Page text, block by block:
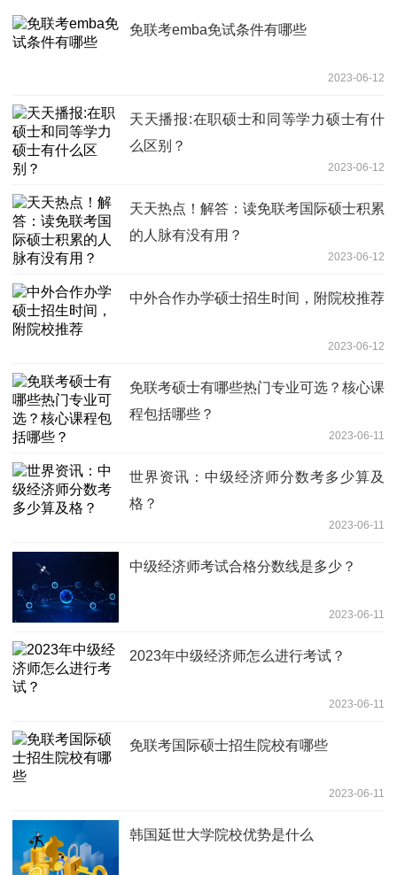
免联考emba免试条件有哪些
2023-06-12
天天播报:在职硕士和同等学力硕士有什
么区别？
2023-06-12
天天热点！解答：读免联考国际硕士积累
的人脉有没有用？
2023-06-12
中外合作办学硕士招生时间，附院校推荐
2023-06-12
免联考硕士有哪些热门专业可选？核心课
程包括哪些？
2023-06-11
世界资讯：中级经济师分数考多少算及
格？
2023-06-11
中级经济师考试合格分数线是多少？
2023-06-11
2023年中级经济师怎么进行考试？
2023-06-11
免联考国际硕士招生院校有哪些
2023-06-11
韩国延世大学院校优势是什么